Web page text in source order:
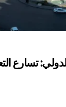
تسارع